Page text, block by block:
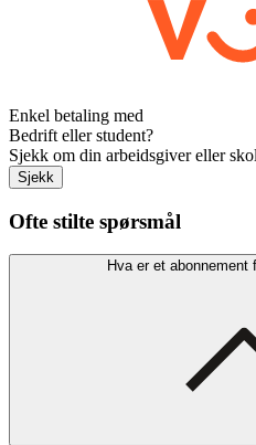
Enkel betaling med
Bedrift eller student?
Sjekk om din arbeidsgiver eller
Sjekk
Ofte stilte spørsmål
Hva er et abonnement